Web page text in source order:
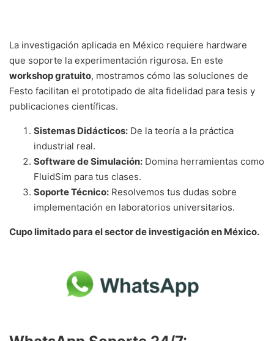
La investigación aplicada en México requiere hardware
que soporte la experimentación rigurosa. En este
workshop gratuito, mostramos cómo las soluciones de
Festo facilitan el prototipado de alta fidelidad para tesis y
publicaciones científicas.
Sistemas Didácticos: De la teoría a la práctica
industrial real.
Software de Simulación: Domina herramientas como
FluidSim para tus clases.
Soporte Técnico: Resolvemos tus dudas sobre
implementación en laboratorios universitarios.
Cupo limitado para el sector de investigación en México.